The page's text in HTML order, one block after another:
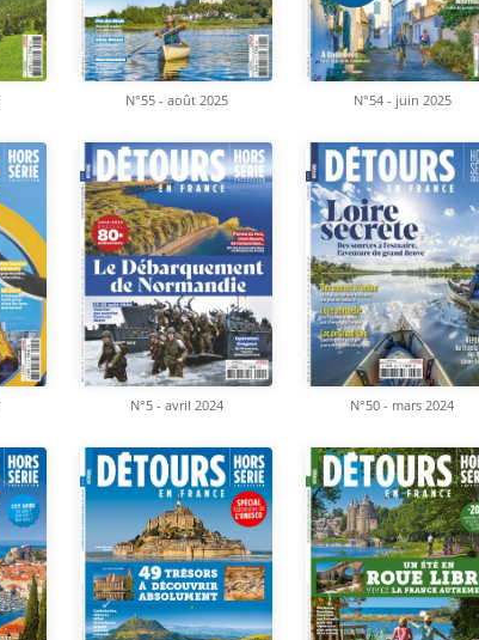
N°55 - août 2025 N°54 - juin 2025
N°5 - avril 2024 N°50 - mars 2024